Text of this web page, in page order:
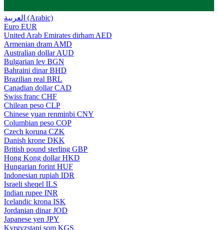
العربية (Arabic)
Euro EUR
United Arab Emirates dirham AED
Armenian dram AMD
Australian dollar AUD
Bulgarian lev BGN
Bahraini dinar BHD
Brazilian real BRL
Canadian dollar CAD
Swiss franc CHF
Chilean peso CLP
Chinese yuan renminbi CNY
Columbian peso COP
Czech koruna CZK
Danish krone DKK
British pound sterling GBP
Hong Kong dollar HKD
Hungarian forint HUF
Indonesian rupiah IDR
Israeli sheqel ILS
Indian rupee INR
Icelandic krona ISK
Jordanian dinar JOD
Japanese yen JPY
Kyrgyzstani som KGS